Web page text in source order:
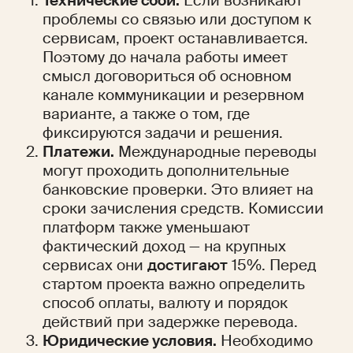
проблемы со связью или доступом к
сервисам, проект останавливается.
Поэтому до начала работы имеет
смысл договориться об основном
канале коммуникации и резервном
варианте, а также о том, где
фиксируются задачи и решения.
Платежи. Международные переводы
могут проходить дополнительные
банковские проверки. Это влияет на
сроки зачисления средств. Комиссии
платформ также уменьшают
фактический доход — на крупных
сервисах они достигают 15%. Перед
стартом проекта важно определить
способ оплаты, валюту и порядок
действий при задержке перевода.
Юридические условия. Необходимо